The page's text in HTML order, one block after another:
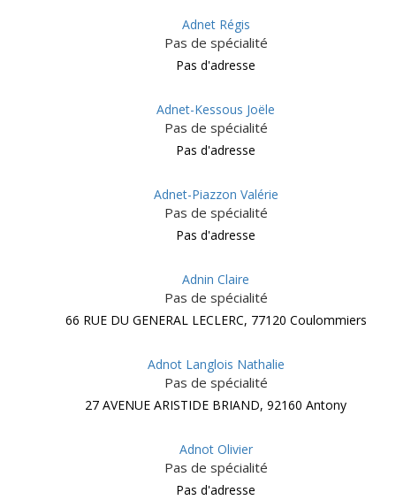
Adnet Régis
Pas de spécialité
Pas d'adresse
Adnet-Kessous Joële
Pas de spécialité
Pas d'adresse
Adnet-Piazzon Valérie
Pas de spécialité
Pas d'adresse
Adnin Claire
Pas de spécialité
66 RUE DU GENERAL LECLERC, 77120 Coulommiers
Adnot Langlois Nathalie
Pas de spécialité
27 AVENUE ARISTIDE BRIAND, 92160 Antony
Adnot Olivier
Pas de spécialité
Pas d'adresse